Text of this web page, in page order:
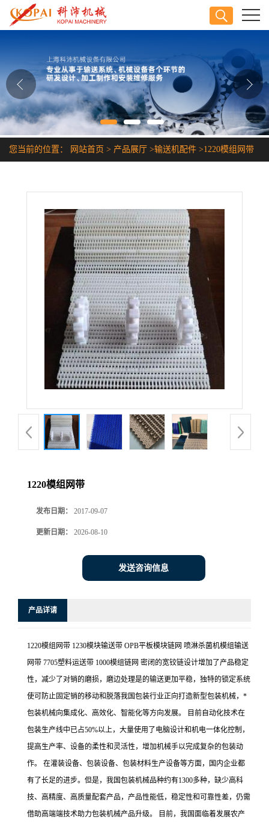
公司介绍
公司动态
产品展厅
证书荣誉
您当前的位置： 网站首页 > 产品展厅 >输送机配件 >1220模组网带
1220模组网带
发布日期： 2017-09-07
更新日期： 2026-08-10
发送咨询信息
产品详请
1220模组网带 1230模块输送带 OPB平板模块链网 喷淋杀菌机模组输送
网带 7705塑料运送带 1000模组链网 密闭的宽铰链设计增加了产品稳定
性，减少了对销的磨损，磨边处理是的输送更加平稳，独特的锁定系统
使可防止固定销的移动和脱落我国包装行业正向打造新型包装机械，*
包装机械向集成化、高效化、智能化等方向发展。 目前自动化技术在
包装生产线中已占50%以上，大量使用了电脑设计和机电一体化控制，
提高生产率、设备的柔性和灵活性，增加机械手以完成复杂的包装动
作。 在灌装设备、包装设备、包装材料生产设备等方面，国内企业都
有了长足的进步。但是，我国包装机械品种约有1300多种，缺少高科
技、高精度、高质量配套产品，产品性能低，稳定性和可靠性差，仍需
借助高端端技术助力包装机械产品升级。 目前，我国面临着发展农产